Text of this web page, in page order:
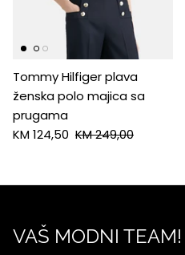
Antony Morato
LIU JO
Trussardi
Tommy Hilfiger plava
ženska polo majica sa
prugama
KM 124,50 KM 249,00
VAŠ MODNI TEAM!